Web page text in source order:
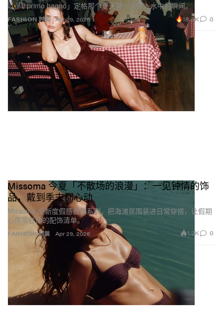
FASHION 时装
以「Il primo bagno」定格那个夏天第一次跃入水中的瞬间。
Apr 29, 2026 18.3K 0
FASHION 时装
Missoma 今夏「不散场的浪漫」：一见钟情的饰
品，戴到季末都心动
Missoma 全新度假感首饰系列，把海滩氛围装进日常穿搭，让假期
心情常驻你的配饰清单。
Apr 29, 2026 1.2K 0